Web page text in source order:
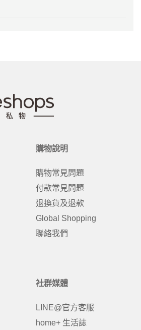
購物說明
購物常見問題
付款常見問題
退換貨及退款
Global Shopping
聯絡我們
社群媒體
LINE@官方客服
home+ 生活誌